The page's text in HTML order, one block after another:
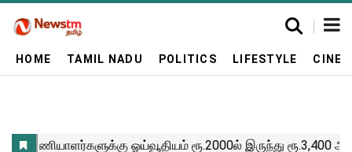
HOME TAMIL NADU POLITICS LIFESTYLE